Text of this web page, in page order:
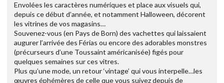
Envolées les caractères numériques et place aux visuels qui,
depuis ce début d’année, et notamment Halloween, décorent
les vitrines de vos magasins…
Souvenez-vous (en Pays de Born) des vachettes qui laissaient
augurer l’arrivée des Férias ou encore des adorables monstres
(précurseurs d’une Toussaint américanisée) figés pour
quelques semaines sur ces vitres.
Plus qu’une mode, un retour ‘vintage’ qui vous interpelle…les
œuvres éphémères de celle que vous suivez depuis de